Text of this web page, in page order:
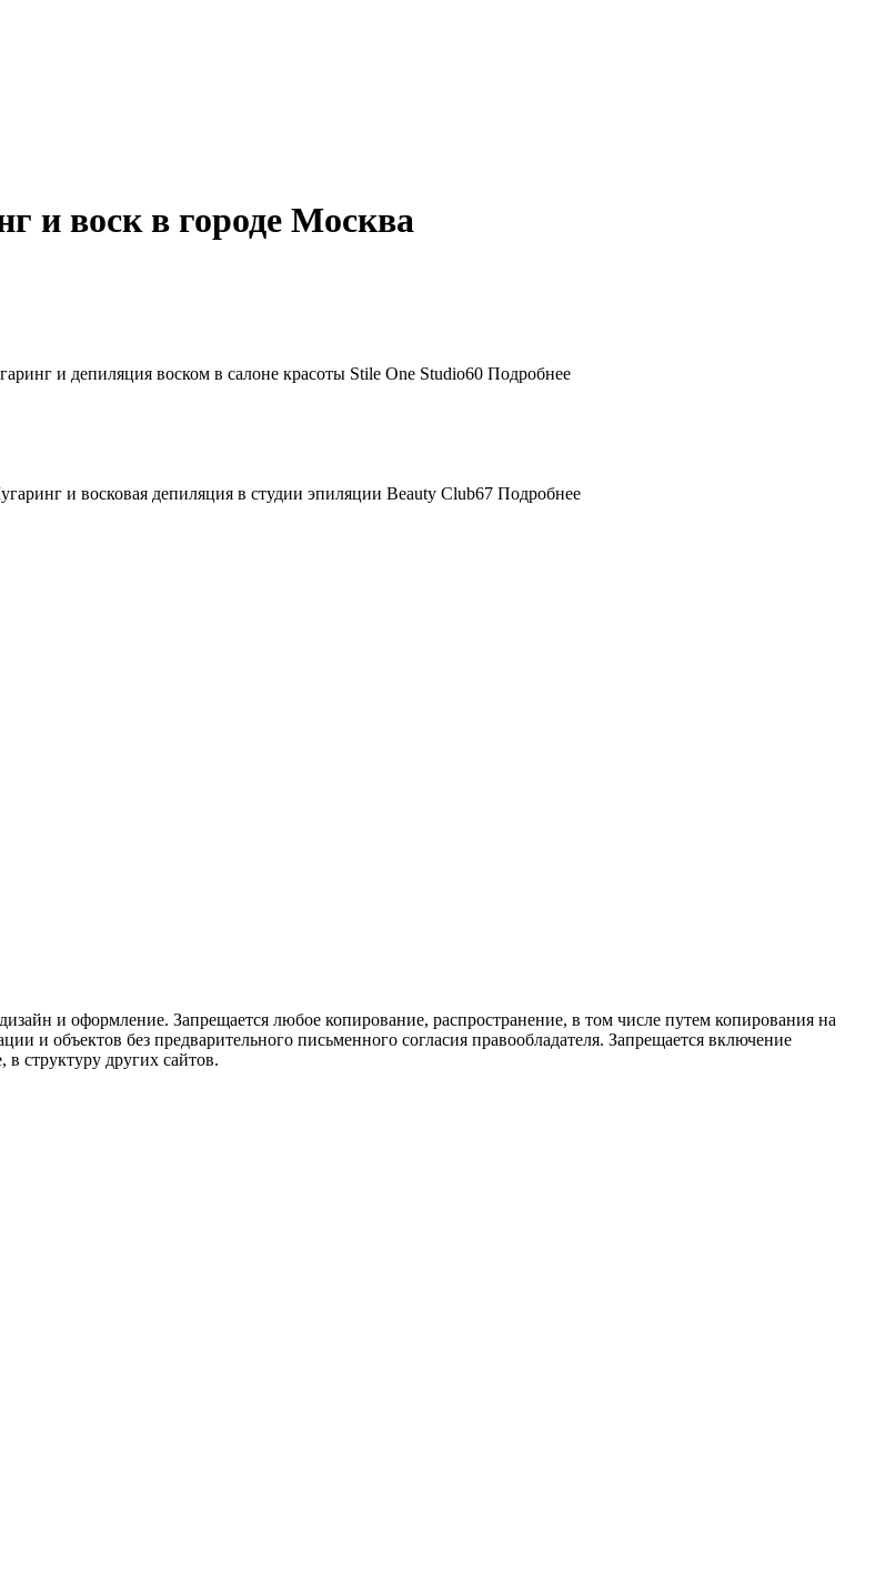
и воск в городе Москва
60 Подробнее
67 Подробнее
и оформление. Запрещается любое копирование, распространение, в том числе путем копирования на
и объектов без предварительного письменного согласия правообладателя. Запрещается включение
структуру других сайтов.